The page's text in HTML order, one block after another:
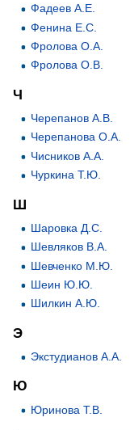
Фадеев А.Е.
Фенина Е.С.
Фролова О.А.
Фролова О.В.
Ч
Черепанов А.В.
Черепанова О.А.
Чисников А.А.
Чуркина Т.Ю.
Ш
Шаровка Д.С.
Шевляков В.А.
Шевченко М.Ю.
Шеин Ю.Ю.
Шилкин А.Ю.
Э
Экстудианов А.А.
Ю
Юринова Т.В.